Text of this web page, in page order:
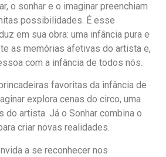
o sonhar e o imaginar preenchiam
possibilidades. É esse
em sua obra: uma infância pura e
as memórias afetivas do artista e,
com a infância de todos nós.
favoritas da infância de
explora cenas do circo, uma
do artista. Já o Sonhar combina o
criar novas realidades.
a se reconhecer nos